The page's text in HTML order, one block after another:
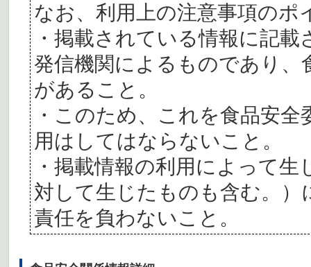
なお、利用上の注意事項の
・掲載されている情報に記
発信機関によるものであり、
があること。
・このため、これを食品安
用はしてはならないこと。
・掲載情報の利用によって
対して生じたものも含む。
責任を負わないこと。